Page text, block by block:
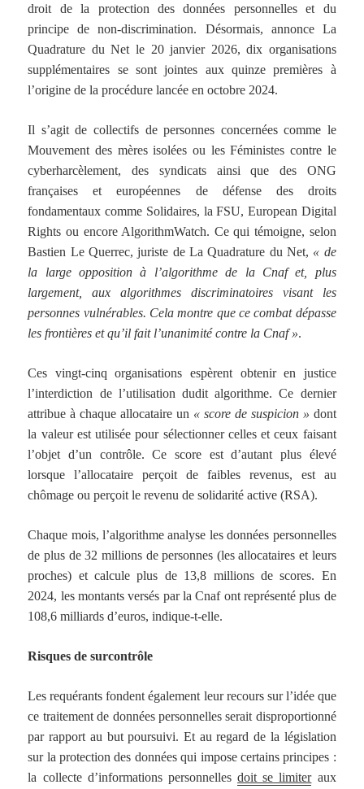
droit de la protection des données personnelles et du
principe de non-discrimination. Désormais, annonce La
Quadrature du Net le 20 janvier 2026, dix organisations
supplémentaires se sont jointes aux quinze premières à
l’origine de la procédure lancée en octobre 2024.
Il s’agit de collectifs de personnes concernées comme le
Mouvement des mères isolées ou les Féministes contre le
cyberharcèlement, des syndicats ainsi que des ONG
françaises et européennes de défense des droits
fondamentaux comme Solidaires, la FSU, European Digital
Rights ou encore AlgorithmWatch. Ce qui témoigne, selon
Bastien Le Querrec, juriste de La Quadrature du Net, « de
la large opposition à l’algorithme de la Cnaf et, plus
largement, aux algorithmes discriminatoires visant les
personnes vulnérables. Cela montre que ce combat dépasse
les frontières et qu’il fait l’unanimité contre la Cnaf ».
Ces vingt-cinq organisations espèrent obtenir en justice
l’interdiction de l’utilisation dudit algorithme. Ce dernier
attribue à chaque allocataire un « score de suspicion » dont
la valeur est utilisée pour sélectionner celles et ceux faisant
l’objet d’un contrôle. Ce score est d’autant plus élevé
lorsque l’allocataire perçoit de faibles revenus, est au
chômage ou perçoit le revenu de solidarité active (RSA).
Chaque mois, l’algorithme analyse les données personnelles
de plus de 32 millions de personnes (les allocataires et leurs
proches) et calcule plus de 13,8 millions de scores. En
2024, les montants versés par la Cnaf ont représenté plus de
108,6 milliards d’euros, indique-t-elle.
Risques de surcontrôle
Les requérants fondent également leur recours sur l’idée que
ce traitement de données personnelles serait disproportionné
par rapport au but poursuivi. Et au regard de la législation
sur la protection des données qui impose certains principes :
la collecte d’informations personnellesdoit se limiteraux